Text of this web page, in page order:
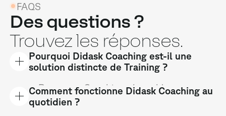
FAQS
Des questions ?
Trouvez les réponses.
Pourquoi Didask Coaching est-il une
solution distincte de Training ?
Parce que Coaching répond à un autre
moment de l’apprentissage :
Comment fonctionne Didask Coaching au
quotidien ?